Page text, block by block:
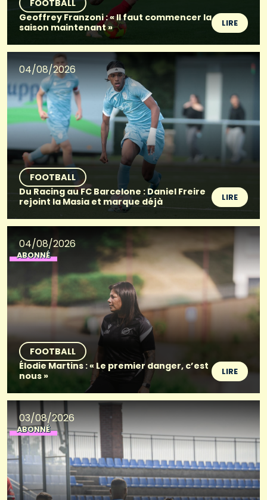
FOOTBALL
Geoffrey Franzoni : « Il faut commencer la
saison maintenant »
LIRE
04/08/2026
FOOTBALL
Du Racing au FC Barcelone : Daniel Freire
rejoint la Masia et marque déjà
LIRE
04/08/2026
ABONNÉ
FOOTBALL
Élodie Martins : « Le premier danger, c’est
nous »
LIRE
03/08/2026
ABONNÉ